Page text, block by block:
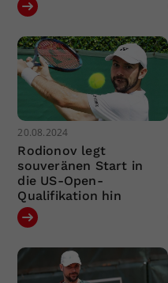
20.08.2024
Rodionov legt
souveränen Start in
die US-Open-
Qualifikation hin